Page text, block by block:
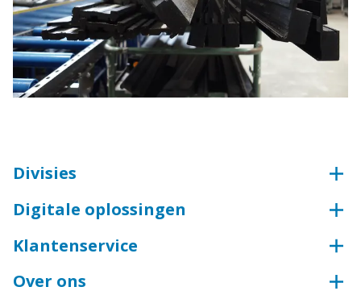
Divisies
Beveiligingstechniek
Aluminium
Toegangstechniek
Digitale oplossingen
Sleutelservice
Inloggen ECmanage
Klantenservice
Over ons